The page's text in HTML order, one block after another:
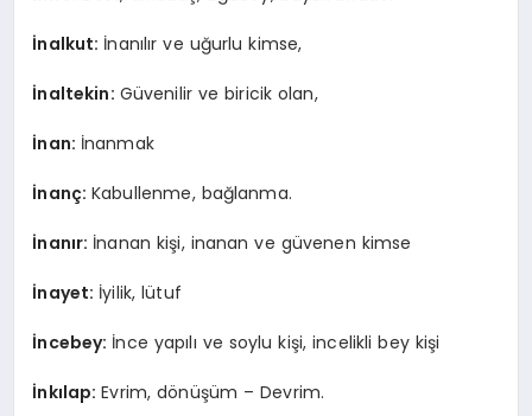
İnalkut: İnanılır ve uğurlu kimse,
İnaltekin: Güvenilir ve biricik olan,
İnan: İnanmak
İnanç:Kabullenme, bağlanma.
İnanır: İnanan kişi, inanan ve güvenen kimse
İnayet: İyilik, lütuf
İncebey: İnce yapılı ve soylu kişi, incelikli bey kişi
İnkılap:Evrim, dönüşüm – Devrim.